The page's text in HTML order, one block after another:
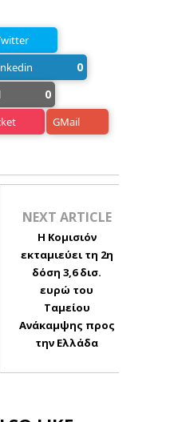
0
0
GMail
NEXT ARTICLE
Η Κομισιόν
εκταμιεύει τη 2η
δόση 3,6 δισ.
ευρώ του
Ταμείου
Ανάκαμψης προς
την Ελλάδα